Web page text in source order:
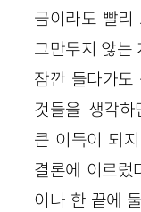
금이라도 빨리
그만두지 않는
잠깐 들다가도
것들을 생각
큰 이득이 되
결론에 이르렀
이나 한 끝에